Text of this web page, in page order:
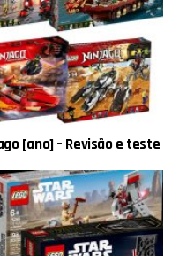
[ano] – Revisão e teste